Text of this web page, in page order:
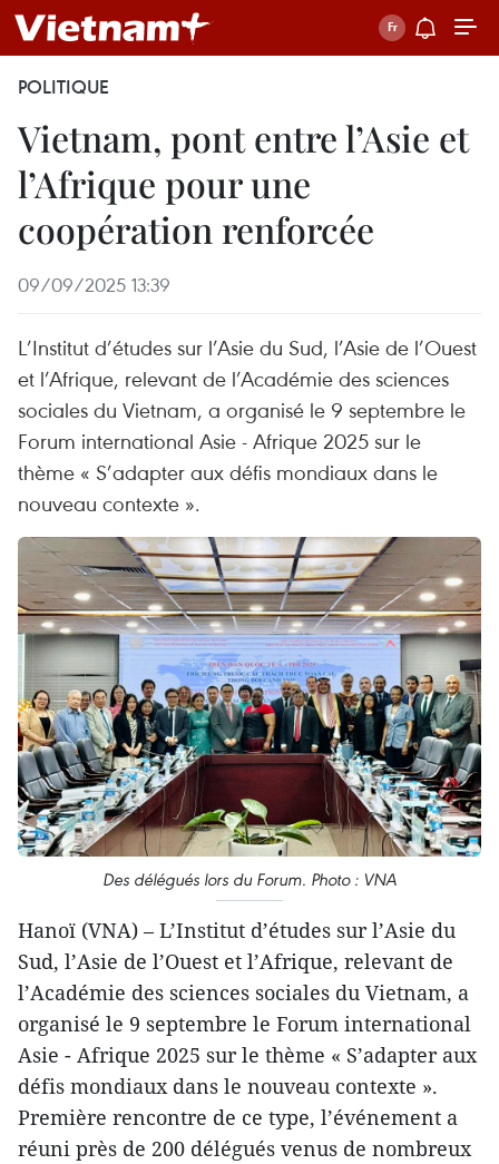
POLITIQUE
Vietnam, pont entre l’Asie et
l’Afrique pour une
coopération renforcée
09/09/2025 13:39
L’Institut d’études sur l’Asie du Sud, l’Asie de l’Ouest
et l’Afrique, relevant de l’Académie des sciences
sociales du Vietnam, a organisé le 9 septembre le
Forum international Asie - Afrique 2025 sur le
thème « S’adapter aux défis mondiaux dans le
nouveau contexte ».
Des délégués lors du Forum. Photo : VNA
Hanoï (VNA) – L’Institut d’études sur l’Asie du
Sud, l’Asie de l’Ouest et l’Afrique, relevant de
l’Académie des sciences sociales du Vietnam, a
organisé le 9 septembre le Forum international
Asie - Afrique 2025 sur le thème « S’adapter aux
défis mondiaux dans le nouveau contexte ».
Première rencontre de ce type, l’événement a
réuni près de 200 délégués venus de nombreux